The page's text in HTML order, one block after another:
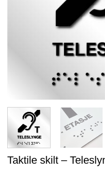
Taktile skilt –